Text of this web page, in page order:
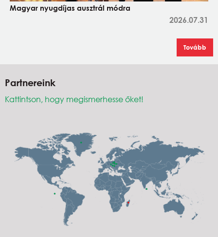
Magyar nyugdíjas ausztrál módra
2026.07.31
Tovább
Partnereink
Kattintson, hogy megismerhesse őket!